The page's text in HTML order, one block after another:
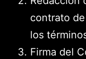
contrato
los
Firma del